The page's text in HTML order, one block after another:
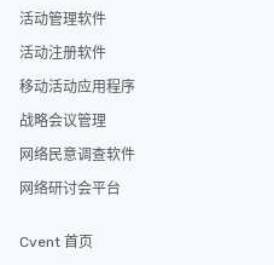
活动管理软件
活动注册软件
移动活动应用程序
战略会议管理
网络民意调查软件
网络研讨会平台
Cvent 首页